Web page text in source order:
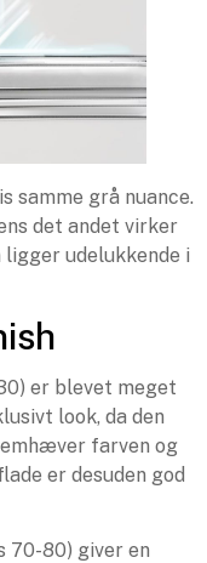
samme grå nuance.
det andet virker
udelukkende i
er blevet meget
look, da den
farven og
er desuden god
70-80) giver en